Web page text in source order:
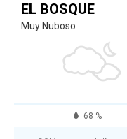
EL BOSQUE
Muy Nuboso
68 %